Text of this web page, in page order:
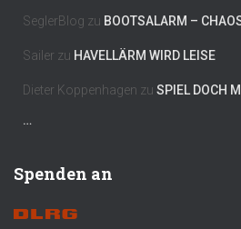
SeglerBlog zu BOOTSALARM –
Sailer zu HAVELLÄRM WIRD LEISE
Dieter Koppenhagen zu SPIEL DOCH
…
Spenden an